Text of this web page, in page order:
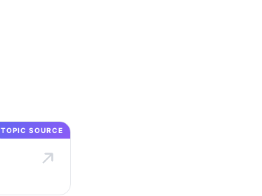
TOPIC SOURCE